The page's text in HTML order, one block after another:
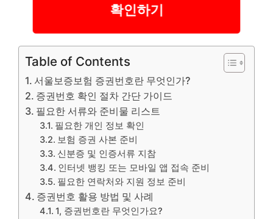
확인하기
Table of Contents
서울보증보험 증권번호란 무엇인가?
증권번호 확인 절차 간단 가이드
필요한 서류와 준비물 리스트
필요한 개인 정보 확인
보험 증권 사본 준비
신분증 및 인증서류 지참
인터넷 뱅킹 또는 모바일 앱 접속 준비
필요한 연락처와 지원 정보 준비
증권번호 활용 방법 및 사례
1, 증권번호란 무엇인가요?